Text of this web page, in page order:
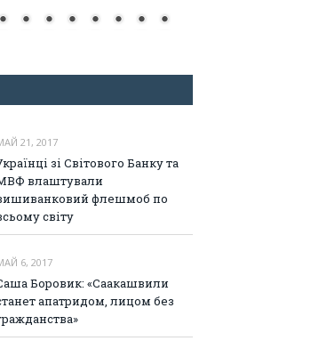
21, 2017
зі Світового Банку та
влаштували
флешмоб по
світу
6, 2017
Боровик: «Саакашвили
апатридом, лицом без